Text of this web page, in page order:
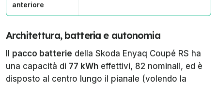
anteriore
Architettura, batteria e autonomia
pacco batterie della Skoda Enyaq Coupé RS ha
una capacità di 77 kWh effettivi, 82 nominali, ed è
disposto al centro lungo il pianale (volendo la